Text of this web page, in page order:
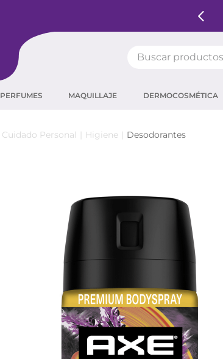
PERFUMES MAQUILLAJE DERMOCOSMÉTICA
Cuidado Personal Higiene Desodorantes
corrector
agua micelar
máscara pestañas
roche posay
desodorante